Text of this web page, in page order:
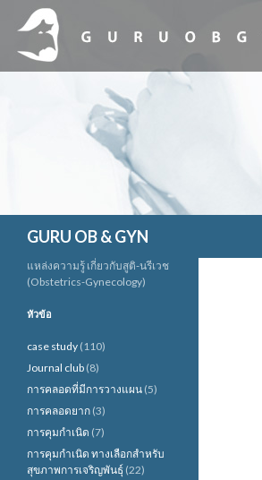
GURU OB & GYN
แหล่งความรู้ เกี่ยวกับสูติ-นรีเวช
(Obstetrics-Gynecology)
หัวข้อ
case study (110)
Journal club (8)
การคลอดที่มีการวางแผน (5)
การคลอดยาก (3)
การคุมกำเนิด (7)
การคุมกำเนิด ทางเลือกสำหรับ
สุขภาพการเจริญพันธุ์ (22)